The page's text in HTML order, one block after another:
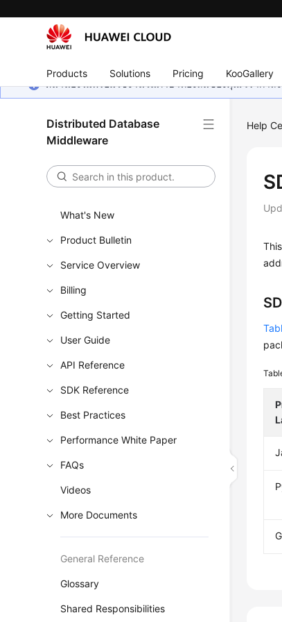
Products Solutions Pricing KooGallery
หน้านี้ยังไม่พร้อมใช้งานในภาษาท้องถิ่นของคุณ เรากำ
Distributed Database
Middleware
What's New
Product Bulletin
Service Overview
Billing
Getting Started
User Guide
API Reference
SDK Reference
Best Practices
Performance White Paper
FAQs
Videos
More Documents
General Reference
Glossary
Shared Responsibilities
Help